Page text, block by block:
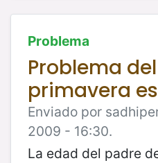
Problema
Problema
primavera
Enviado por
2009 - 16:30.
La edad del padre